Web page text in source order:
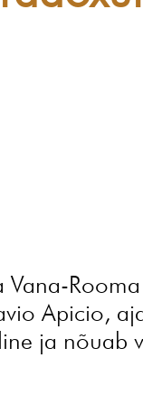
Apicio,
ja nõuab